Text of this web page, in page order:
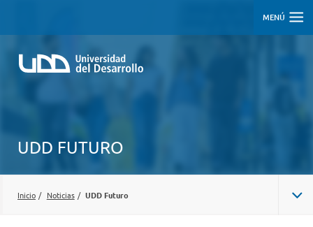
MENÚ
UDD FUTURO
Inicio / Noticias / UDD Futuro